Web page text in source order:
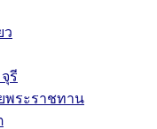
ว
รี
พระราชทาน